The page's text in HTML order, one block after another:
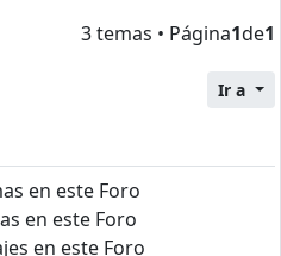
3 temas • Página1de1
Ir a
en este Foro
en este Foro
en este Foro